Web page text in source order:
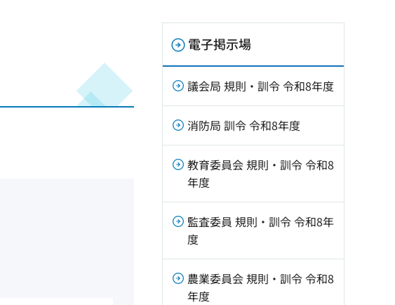
電子掲示場
議会局 規則・訓令 令和8年度
消防局 訓令 令和8年度
教育委員会 規則・訓令 令和8
年度
監査委員 規則・訓令 令和8年
度
農業委員会 規則・訓令 令和8
年度